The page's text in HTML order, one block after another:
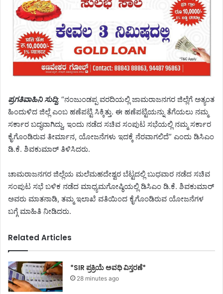
ಪ್ರಗತಿವಾಹಿನಿ ಸುದ್ದಿ: “ನಂಜುಂಡಪ್ಪ ವರದಿಯಲ್ಲಿ ಜಾಮರಾಜನಗರ ಜಿಲ್ಲೆಗೆ ಅತ್ಯಂತ
ಹಿಂದುಳಿದ ಜಿಲ್ಲೆ ಎಂಬ ಹಣೆಪಟ್ಟಿ ಸಿಕ್ಕಿತ್ತು. ಈ ಹಣೆಪಟ್ಟಿಯನ್ನು ತೆಗೆಯಲು ನಮ್ಮ
ಸರ್ಕಾರ ಬದ್ಧವಾಗಿದ್ದು, ಇಂದು ನಡೆದ ಸಚಿವ ಸಂಪುಟ ಸಭೆಯಲ್ಲಿ ನಮ್ಮ ಸರ್ಕಾರ
ಕೈಗೊಂಡಿರುವ ತೀರ್ಮಾನ, ಯೋಜನೆಗಳು ಇದಕ್ಕೆ ನೆರವಾಗಲಿದೆ” ಎಂದು ಡಿಸಿಎಂ
ಡಿ.ಕೆ. ಶಿವಕುಮಾರ್ ತಿಳಿಸಿದರು.
ಚಾಮರಾಜನಗರ ಜಿಲ್ಲೆಯ ಮಲೆಮಹದೇಶ್ವರ ಬೆಟ್ಟದಲ್ಲಿ ಬುಧವಾರ ನಡೆದ ಸಚಿವ
ಸಂಪುಟ ಸಭೆ ಬಳಿಕ ನಡೆದ ಮಾಧ್ಯಮಗೋಷ್ಠಿಯಲ್ಲಿ ಡಿಸಿಎಂ ಡಿ.ಕೆ. ಶಿವಕುಮಾರ್
ಅವರು ಮಾತನಾಡಿ, ತಮ್ಮ ಇಲಾಖೆ ವತಿಯಿಂದ ಕೈಗೊಂಡಿರುವ ಯೋಜನೆಗಳ
ಬಗ್ಗೆ ಮಾಹಿತಿ ನೀಡಿದರು.
Related Articles
*SIR ಪ್ರಕ್ರಿಯೆ ಅವಧಿ ವಿಸ್ತರಣೆ*
28 minutes ago